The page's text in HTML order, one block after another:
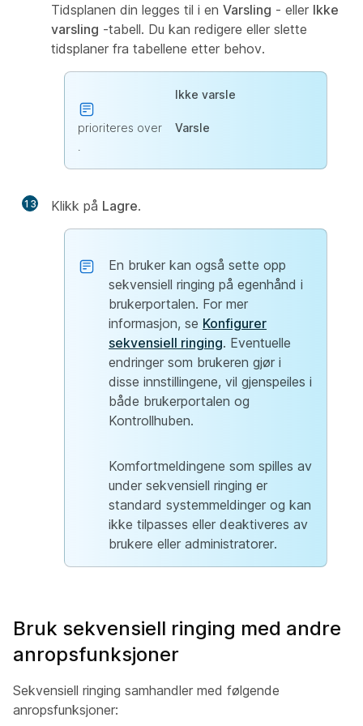
Tidsplanen din legges til i en Varsling - eller Ikke
varsling -tabell. Du kan redigere eller slette
tidsplaner fra tabellene etter behov.
Ikke varsle
prioriteres over
Varsle
13 Klikk på Lagre.
En bruker kan også sette opp
sekvensiell ringing på egenhånd i
brukerportalen. For mer
informasjon, se Konfigurer
sekvensiell ringing. Eventuelle
endringer som brukeren gjør i
disse innstillingene, vil gjenspeiles i
både brukerportalen og
Kontrollhuben.
Komfortmeldingene som spilles av
under sekvensiell ringing er
standard systemmeldinger og kan
ikke tilpasses eller deaktiveres av
brukere eller administratorer.
Bruk sekvensiell ringing med andre
anropsfunksjoner
Sekvensiell ringing samhandler med følgende
anropsfunksjoner: